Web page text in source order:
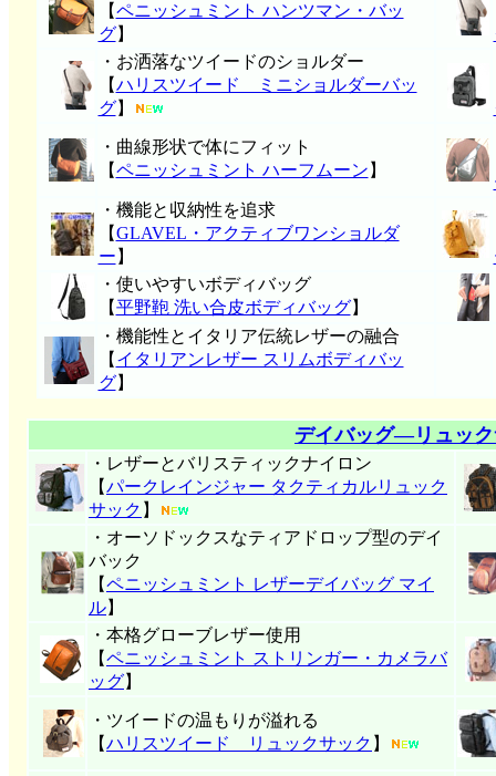
【ペニッシュミント ハンツマン・バッ
グ】
・お洒落なツイードのショルダー
【ハリスツイード ミニショルダーバッ
グ】
・曲線形状で体にフィット
【ペニッシュミント ハーフムーン 】
・機能と収納性を追求
【GLAVEL・アクティブワンショルダ
ー 】
・使いやすいボディバッグ
【平野鞄 洗い合皮ボディバッグ】
・機能性とイタリア伝統レザーの融合
【 イタリアンレザー スリムボディバッ
グ】
デイバッグ―リュッ
・レザーとバリスティックナイロン
【パークレインジャー タクティカルリュック
サック 】
・オーソドックスなティアドロップ型のデイ
バック
【ペニッシュミント レザーデイバッグ マイ
ル】
・本格グローブレザー使用
【ペニッシュミント ストリンガー・カメラバ
ッグ】
・ツイードの温もりが溢れる
【ハリスツイード リュックサック 】